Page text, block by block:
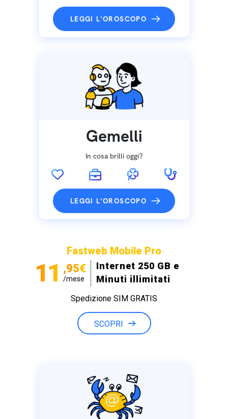
LEGGI L'OROSCOPO
Gemelli
In cosa brilli oggi?
LEGGI L'OROSCOPO
Fastweb Mobile Pro
11 ,95€
/mese
Internet 250 GB e
Minuti illimitati
Spedizione SIM GRATIS
SCOPRI